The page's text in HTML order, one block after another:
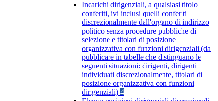
Incarichi dirigenziali, a qualsiasi titolo
conferiti, ivi inclusi quelli conferiti
discrezionalmente dall'organo di indirizzo
politico senza procedure pubbliche di
selezione e titolari di posizione
organizzativa con funzioni dirigenziali (da
pubblicare in tabelle che distinguano le
seguenti situazioni: dirigenti, dirigenti
individuati discrezionalmente, titolari di
posizione organizzativa con funzioni
dirigenziali) 4